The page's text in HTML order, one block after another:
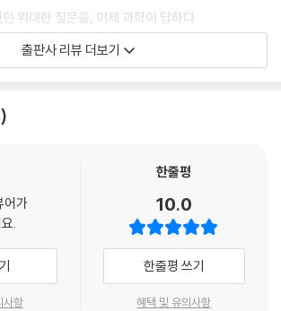
들이 주저합니다. 아주 오래된 브르타뉴 가문 출
느 날 제게 매우 진지하게 말씀하셨던 적이 있습
이의 후손일지 모르지만, 나는 아니야!” --- p.168
우리는 모두 300만 년 전에 태어난 아프리카 출신
데 또한 매우 취약합니다. 만약 인간의 아이가 사회
란다면, 아이는 아무것도 갖추지 못할 것이고 심지
차 할 수 없을지도 모르며, 아무것도 습득하지 못할
에게 존엄성과 책임감을 갖게 한 저 불안정한 자유
와 생명과 인간의 진화 전체가 필요했습니다.
위대한 질문들, 이제 과학이 답하다
천체물리학자, 가장 유명한 오스트랄로피테쿠스 루
? 우리는 왜 여기에 있는 것일까? 앞으로 우리는
들에 철학과 종교가 답해왔다. 하지만 이제는 과학이
오와 코페르니쿠스가 우리는 어느 은하에 위치한 평
는 것을 깨닫게 해주었다. 또 우리는 인간이 다른 생
독창적인 생물이자, 신의 모습을 본 따서 창조되었
은 진화라는 공통의 나무 위에 인간을 올려놓음으
만을 꺾어주었다. 태양계를 탐험하는 탐사선, 우주
출판사 리뷰 더보기
어가
.
사항
한줄평
10.0
한줄평 쓰기
혜택 및 유의사항